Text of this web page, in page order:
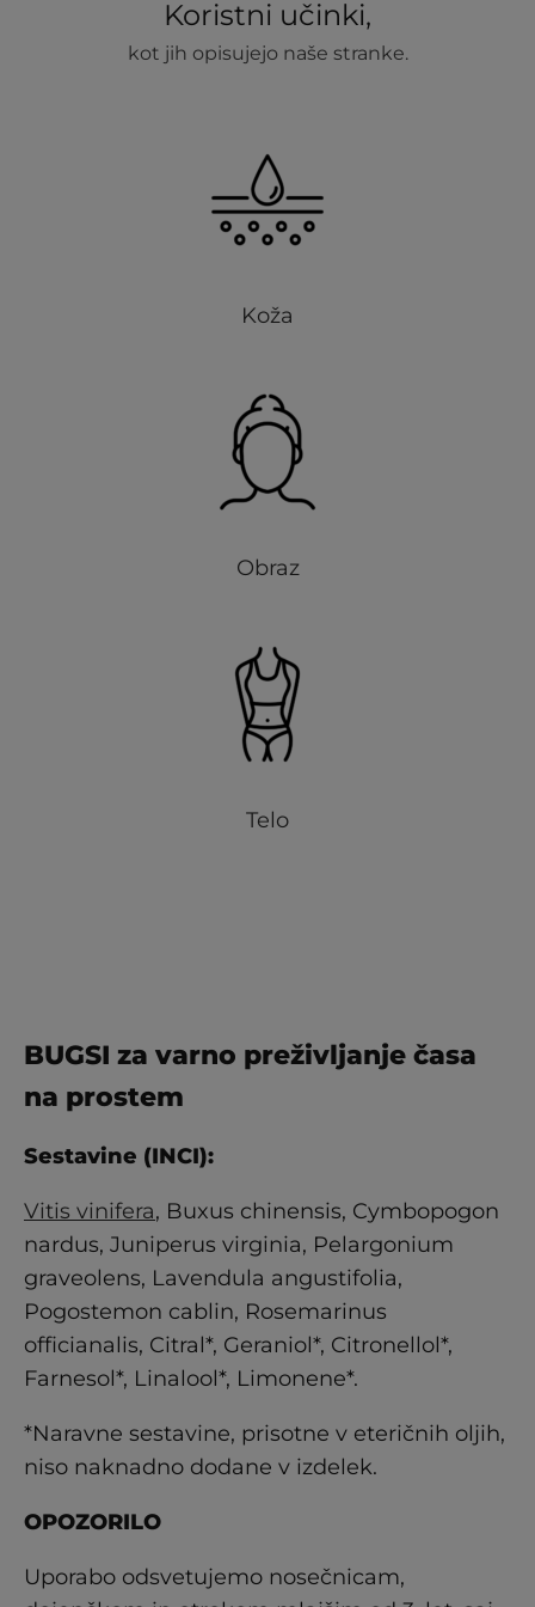
Koristni učinki,
kot jih opisujejo naše stranke.
Koža
Obraz
Telo
BUGSI za varno preživljanje časa
na prostem
Sestavine (INCI):
Vitis vinifera, Buxus chinensis, Cymbopogon
nardus, Juniperus virginia, Pelargonium
graveolens, Lavendula angustifolia,
Pogostemon cablin, Rosemarinus
officianalis, Citral*, Geraniol*, Citronellol*,
Farnesol*, Linalool*, Limonene*.
*Naravne sestavine, prisotne v eteričnih oljih,
niso naknadno dodane v izdelek.
OPOZORILO
Uporabo odsvetujemo nosečnicam,